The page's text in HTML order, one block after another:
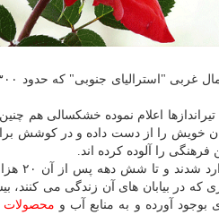
اعلام نموده خشكسالی هم
خویش را از دست داده و در كوشش
را آلوده كرده اند.
شترها اولین بار در دهه ۱۸۴۰ میلادی برای
كه در بیابان های آن زندگی می كنند،
آورده و به منابع آب و محصولات